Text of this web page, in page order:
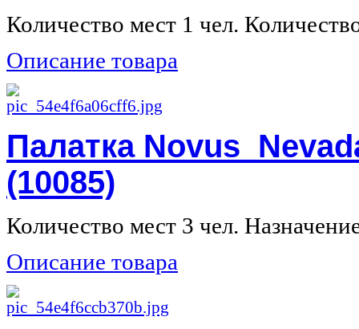
Количество мест 1 чел.
Описание товара
Палатка Novus
(10085)
Количество мест 3 чел.
Описание товара